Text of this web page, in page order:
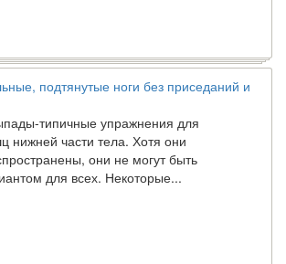
подтянутые ноги без приседаний и
типичные упражнения для
нижней части тела. Хотя они
они не могут быть
для всех. Некоторые...